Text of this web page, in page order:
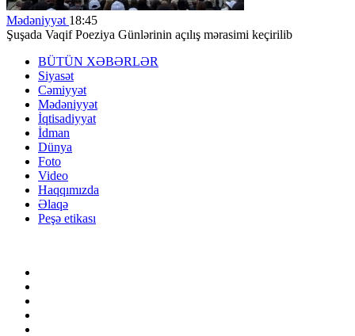
Mədəniyyət 18:45
Şuşada Vaqif Poeziya Günlərinin açılış mərasimi keçirilib
BÜTÜN XƏBƏRLƏR
Siyasət
Cəmiyyət
Mədəniyyət
İqtisadiyyat
İdman
Dünya
Foto
Video
Haqqımızda
Əlaqə
Peşə etikası